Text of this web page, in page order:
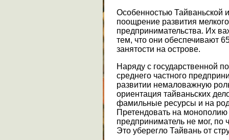
Особенностью Тайваньской
поощрение развития
предпринимательства. Их
тем, что они обеспечивают
занятости на острове.
Наряду с государственной
среднего частного
развитии немаловажную
ориентация тайваньских
фамильные ресурсы и на
Претендовать на
предприниматель не мог,
Это уберегло Тайвань от